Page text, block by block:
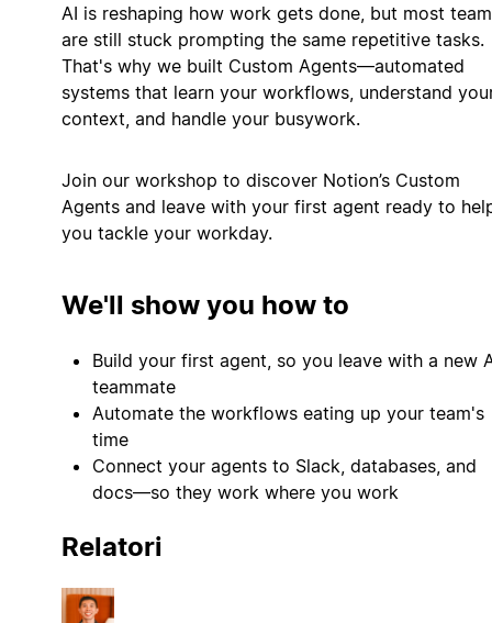
AI is reshaping how work gets done, but most
are still stuck prompting the same repetitive tasks.
That's why we built Custom Agents—automated
systems that learn your workflows, understand
context, and handle your busywork.
Join our workshop to discover Notion’s Custom
Agents and leave with your first agent ready to
We'll show you how to
Build your first agent, so you leave with a new
teammate
Automate the workflows eating up your team's
time
Connect your agents to Slack, databases, and
docs—so they work where you work
Relatori